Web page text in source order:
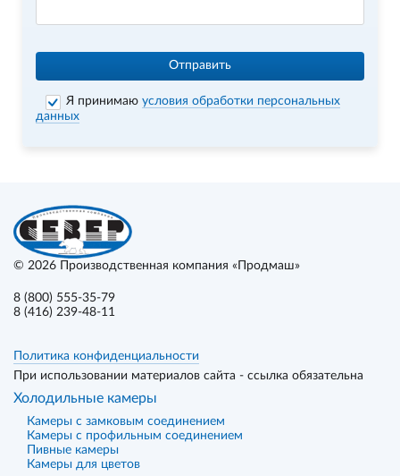
Отправить
Я принимаюусловия обработки персональных
данных
© 2026 Производственная компания «Продмаш»
8 (800) 555-35-79
8 (416) 239-48-11
Политика конфиденциальности
При использовании материалов сайта - ссылка обязательна
Холодильные камеры
Камеры с замковым соединением
Камеры с профильным соединением
Пивные камеры
Камеры для цветов